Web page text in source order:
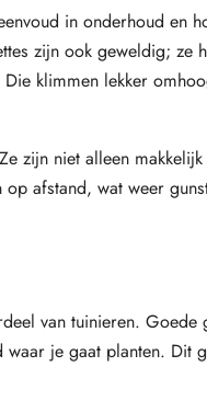
in onderhoud en
zijn ook geweldig; ze
klimmen lekker
zijn niet alleen
afstand, wat weer
van tuinieren. Goede
je gaat planten.